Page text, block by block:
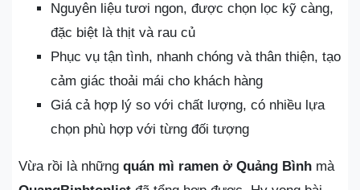
Nguyên liệu tươi ngon, được chọn lọc kỹ càng,
đặc biệt là thịt và rau củ
Phục vụ tận tình, nhanh chóng và thân thiện, tạo
cảm giác thoải mái cho khách hàng
Giá cả hợp lý so với chất lượng, có nhiều lựa
chọn phù hợp với từng đối tượng
Vừa rồi là những quán mì ramen ở Quảng Bình mà